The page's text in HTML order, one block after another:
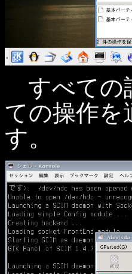
すべての
ての操作を
す。